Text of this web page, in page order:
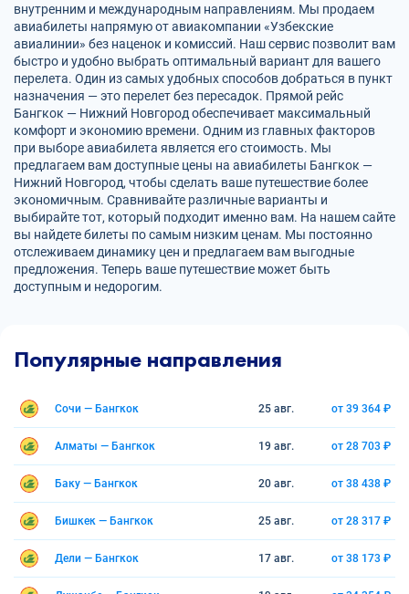
внутренним и международным направлениям. Мы продаем
авиабилеты напрямую от авиакомпании «Узбекские
авиалинии» без наценок и комиссий. Наш сервис позволит вам
быстро и удобно выбрать оптимальный вариант для вашего
перелета. Один из самых удобных способов добраться в пункт
назначения — это перелет без пересадок. Прямой рейс
Бангкок — Нижний Новгород обеспечивает максимальный
комфорт и экономию времени. Одним из главных факторов
при выборе авиабилета является его стоимость. Мы
предлагаем вам доступные цены на авиабилеты Бангкок —
Нижний Новгород, чтобы сделать ваше путешествие более
экономичным. Сравнивайте различные варианты и
выбирайте тот, который подходит именно вам. На нашем сайте
вы найдете билеты по самым низким ценам. Мы постоянно
отслеживаем динамику цен и предлагаем вам выгодные
предложения. Теперь ваше путешествие может быть
доступным и недорогим.
Популярные направления
Сочи — Бангкок 25 авг. от 39 364 ₽
Алматы — Бангкок 19 авг. от 28 703 ₽
Баку — Бангкок 20 авг. от 38 438 ₽
Бишкек — Бангкок 25 авг. от 28 317 ₽
Дели — Бангкок 17 авг. от 38 173 ₽